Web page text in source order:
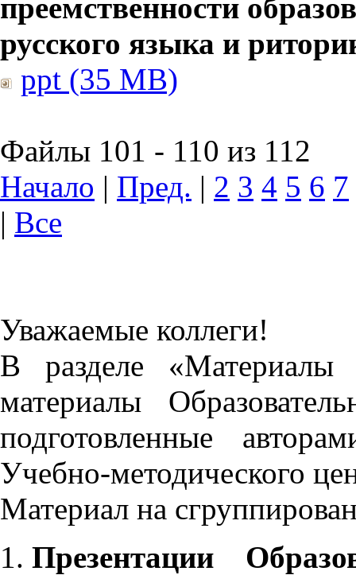
преемственности
русского языка и
ppt (35 MB)
Файлы 101 - 110 из 112
Начало | Пред. | 2 3 4 5 6 7
| Все
Уважаемые коллеги!
В разделе «Материалы
материалы
подготовленные
Учебно-методического
Материал на
Презентации